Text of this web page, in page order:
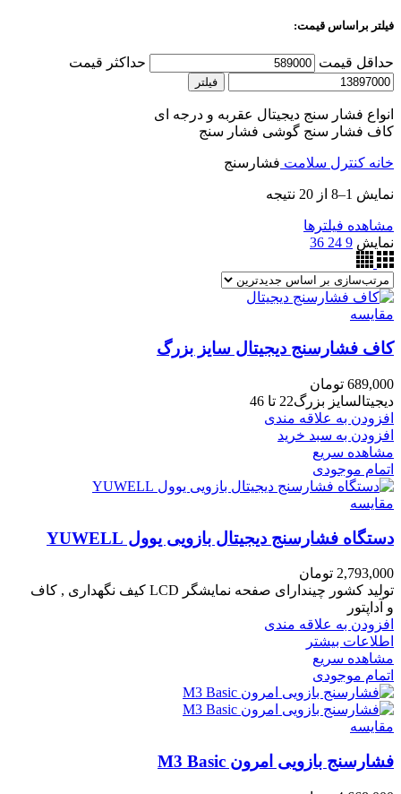
فیلتر براساس قیمت:
حداقل قیمت حداکثر قیمت
فیلتر
انواع فشار سنج دیجیتال عقربه و درجه ای
کاف فشار سنج گوشی فشار سنج
خانه کنترل سلامت فشارسنج
نمایش 1–8 از 20 نتیجه
مشاهده فیلترها
نمایش 9
24
36
مقایسه
کاف فشارسنج دیجیتال سایز بزرگ
689,000 تومان
دیجیتالسایز بزرگ22 تا 46
افزودن به علاقه مندی
افزودن به سبد خرید
مشاهده سریع
اتمام موجودی
مقایسه
دستگاه فشارسنج دیجیتال بازویی یوول YUWELL
2,793,000 تومان
تولید کشور چیندارای صفحه نمایشگر LCD
کیف نگهداری , کاف
و آداپتور
افزودن به علاقه مندی
اطلاعات بیشتر
مشاهده سریع
اتمام موجودی
مقایسه
فشارسنج بازویی امرون M3 Basic